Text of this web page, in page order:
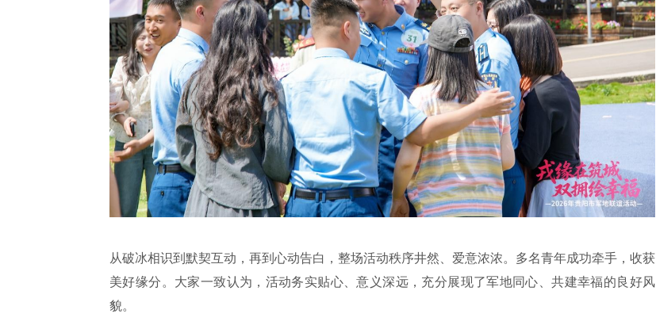
从破冰相识到默契互动，再到心动告白，整场活动秩序井然、爱意浓浓。多名青年成功牵手，收获
美好缘分。大家一致认为，活动务实贴心、意义深远，充分展现了军地同心、共建幸福的良好风
貌。